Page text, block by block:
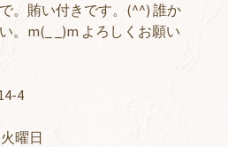
。賄い付きです。(^^) 誰か
。m(_ _)m よろしくお願い
4
曜日